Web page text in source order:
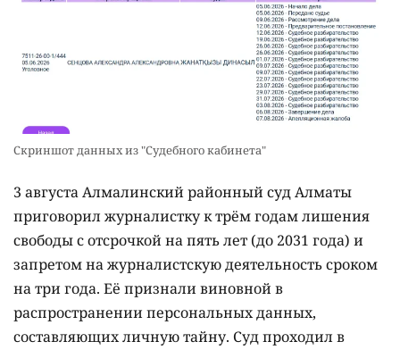
Скриншот данных из "Судебного кабинета"
3 августа Алмалинский районный суд Алматы
приговорил журналистку к трём годам лишения
свободы с отсрочкой на пять лет (до 2031 года) и
запретом на журналистскую деятельность сроком
на три года. Её признали виновной в
распространении персональных данных,
составляющих личную тайну. Суд проходил в